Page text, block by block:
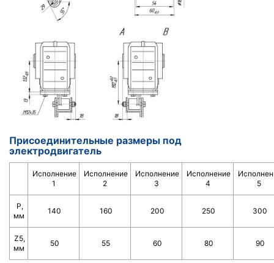
Присоединительные размеры под
электродвигатель
Исполнение
1
Исполнение
2
Исполнение
3
Исполнение
4
5
Р,
мм
140 160 200 250 300
Z5,
мм
50 55 60 80 90